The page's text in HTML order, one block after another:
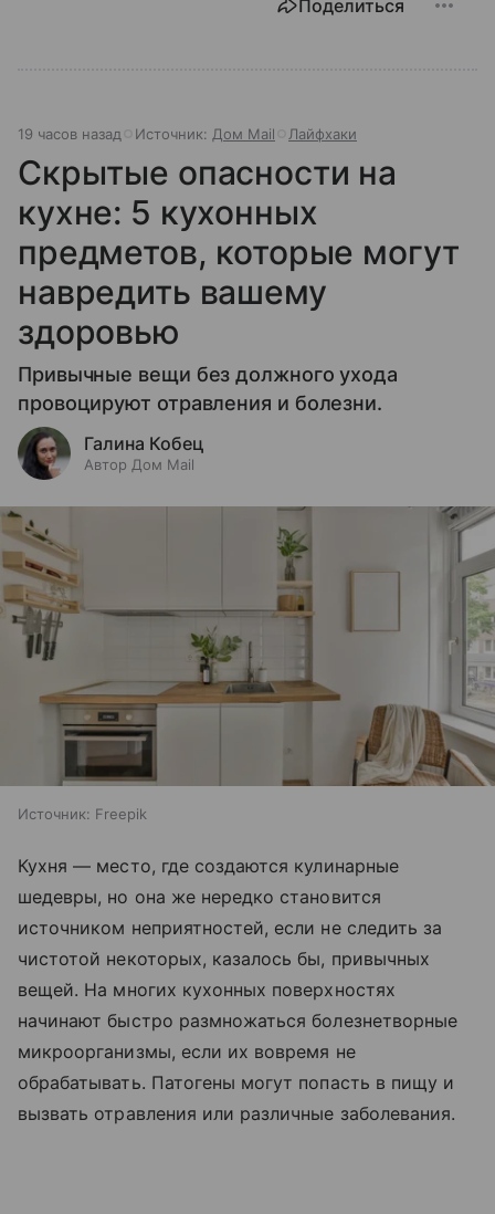
Поделиться
19 часов назад Источник: Дом Mail Лайфхаки
Скрытые опасности на
кухне: 5 кухонных
предметов, которые могут
навредить вашему
здоровью
Привычные вещи без должного ухода
провоцируют отравления и болезни.
Галина Кобец
Автор Дом Mail
Источник: Freepik
Кухня — место, где создаются кулинарные
шедевры, но она же нередко становится
источником неприятностей, если не следить за
чистотой некоторых, казалось бы, привычных
вещей. На многих кухонных поверхностях
начинают быстро размножаться болезнетворные
микроорганизмы, если их вовремя не
обрабатывать. Патогены могут попасть в пищу и
вызвать отравления или различные заболевания.